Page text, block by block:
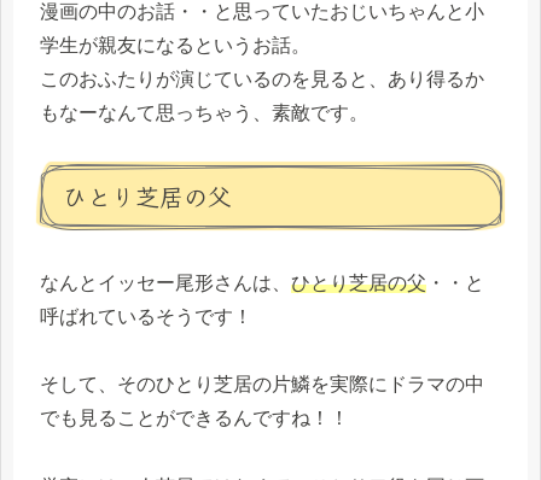
漫画の中のお話・・と思っていたおじいちゃんと小
学生が親友になるというお話。
このおふたりが演じているのを見ると、あり得るか
もなーなんて思っちゃう、素敵です。
ひとり芝居の父
なんとイッセー尾形さんは、 ひとり芝居の父 ・・と
呼ばれているそうです！
そして、そのひとり芝居の片鱗を実際にドラマの中
でも見ることができるんですね！！